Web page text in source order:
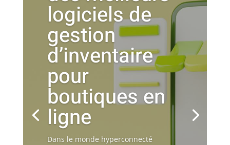
logiciels de
gestion
d’inventaire
pour
boutiques en
ligne
Dans le monde hyperconnecté